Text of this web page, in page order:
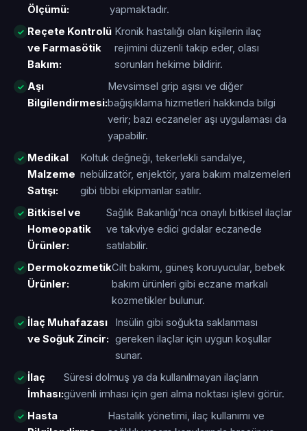
Ölçümü:
yapmaktadır.
Reçete Kontrolü
ve Farmasötik
Bakım:
Kronik hastalığı olan kişilerin ilaç
rejimini düzenli takip eder, olası
sorunları hekime bildirir.
Aşı
Bilgilendirmesi:
Mevsimsel grip aşısı ve diğer
bağışıklama hizmetleri hakkında bilgi
verir; bazı eczaneler aşı uygulaması da
yapabilir.
Medikal
Malzeme
Satışı:
Koltuk değneği, tekerlekli sandalye,
nebülizatör, enjektör, yara bakım malzemeleri
gibi tıbbi ekipmanlar satılır.
Bitkisel ve
Homeopatik
Ürünler:
Sağlık Bakanlığı'nca onaylı bitkisel ilaçlar
ve takviye edici gıdalar eczanede
satılabilir.
Dermokozmetik
Ürünler:
Cilt bakımı, güneş koruyucular, bebek
bakım ürünleri gibi eczane markalı
kozmetikler bulunur.
İlaç Muhafazası
ve Soğuk Zincir:
Insülin gibi soğukta saklanması
gereken ilaçlar için uygun koşullar
sunar.
İlaç
İmhası:
Süresi dolmuş ya da kullanılmayan ilaçların
güvenli imhası için geri alma noktası işlevi görür.
Hasta
Hastalık yönetimi, ilaç kullanımı ve